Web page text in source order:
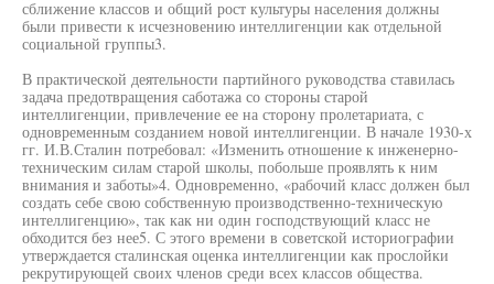
сближение классов и общий рост культуры населения должны
были привести к исчезновению интеллигенции как отдельной
социальной группы3.
В практической деятельности партийного руководства ставилась
задача предотвращения саботажа со стороны старой
интеллигенции, привлечение ее на сторону пролетариата, с
одновременным созданием новой интеллигенции. В начале 1930-х
гг. И.В.Сталин потребовал: «Изменить отношение к инженерно-
техническим силам старой школы, побольше проявлять к ним
внимания и заботы»4. Одновременно, «рабочий класс должен был
создать себе свою собственную производственно-техническую
интеллигенцию», так как ни один господствующий класс не
обходится без нее5. С этого времени в советской историографии
утверждается сталинская оценка интеллигенции как прослойки
рекрутирующей своих членов среди всех классов общества.